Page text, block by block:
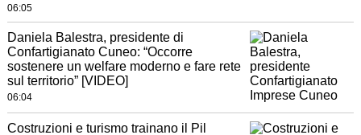
06:05
Daniela Balestra, presidente di
Confartigianato Cuneo: “Occorre
sostenere un welfare moderno e fare rete
sul territorio” [VIDEO]
06:04
Costruzioni e turismo trainano il Pil